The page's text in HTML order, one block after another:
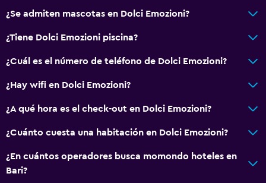
Armario o clóset
Comedor
Cafetería
Lavandería
¿Se admiten mascotas en Dolci Emozioni?
¿Tiene Dolci Emozioni piscina?
¿Cuál es el número de teléfono de Dolci Emozioni?
¿Hay wifi en Dolci Emozioni?
¿A qué hora es el check-out en Dolci Emozioni?
¿Cuánto cuesta una habitación en Dolci Emozioni?
¿En cuántos operadores busca momondo hoteles en
Bari?